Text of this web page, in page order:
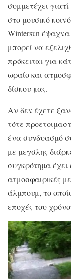
συμμετέχειγιατί
στο μουσικόκοινό
Wintersun έψαχνα
μπορείνα
πρόκειταιγια
ωραίοκαι
δίσκου μας.
Αν δεν έχετε
τότε
ένα συνδυασμό
με μεγάλης
συγκρότημα έχει
ατμοσφαιρικές
άλμπουμ, το
εποχές του